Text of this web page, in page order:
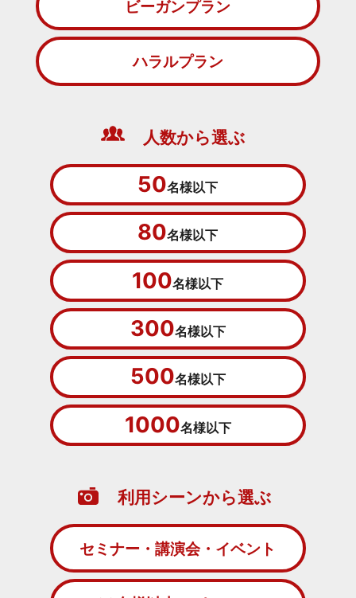
ビーガンプラン
ハラルプラン
人数から選ぶ
50名様以下
80名様以下
100名様以下
300名様以下
500名様以下
1000名様以下
利用シーンから選ぶ
セミナー・講演会・イベント